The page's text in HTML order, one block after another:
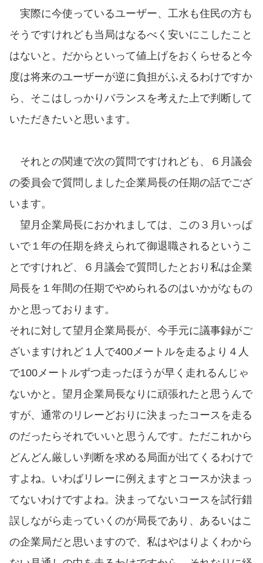
実際に今使っているユーザー、工水も住民の方も
そうですけれども当局はなるべく安いにこしたこと
はないと。だからといって値上げをおくらせると今
度は将来のユーザーが逆に負担がふえるわけですか
ら、そこはしっかりバランスを考えた上で判断して
いただきたいと思います。
それとの関連で次の質問ですけれども、６月議会
の委員会で質問しました企業局長の任期の話でござ
います。
望月企業局長におかれましては、この３月いっぱ
いで１年の任期を終えられて御退職されるというこ
とですけれど、６月議会で質問したとおり私は企業
局長を１年間の任期でやめられるのはいかがなもの
かと思っております。
それに対して望月企業局長が、今手元に議事録がご
ざいますけれど１人で400メートルを走るより４人
で100メートルずつ走ったほうが早く走れるんじゃ
ないかと。望月企業局長なりに頑張れたと思うんで
すが、通常のリレーどおりに決まったコースを走る
のだったらそれでいいと思うんです。ただこれから
どんどん厳しい判断を求める局面が出てくるわけで
すよね。いわばリレーに例えますとコースか決まっ
てないわけですよね。決まってないコースを試行錯
誤しながら走っていくのが局長であり、あるいはこ
の企業局だと思いますので、私はやはりよくわから